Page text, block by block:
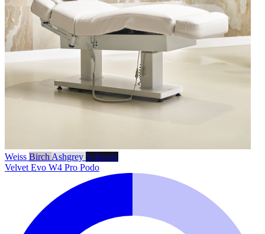
Weiss BirchAshgrey Schwarz
Velvet Evo W4 Pro Podo